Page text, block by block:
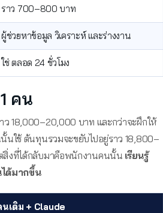
ราว 700–800 บาท
ผู้ช่วยหาข้อมูล วิเคราะห์ และร่างงาน
ใช่ ตลอด 24 ชั่วโมง
คน
18,000–20,000 บาท และกว่าจะฝึกให้
นใช้ ต้นทุนรวมจะขยับไปอยู่ราว 18,800–
สิ่งที่ได้กลับมาคือพนักงานคนนั้น เรียนรู้
ด้มากขึ้น
เดิม + Claude